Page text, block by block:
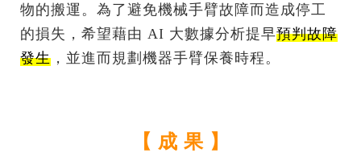
物的搬運。為了避免機械手臂故障而造成停工
的損失，希望藉由 AI 大數據分析提早預判故障
發生 ，並進而規劃機器手臂保養時程。
【 成 果 】